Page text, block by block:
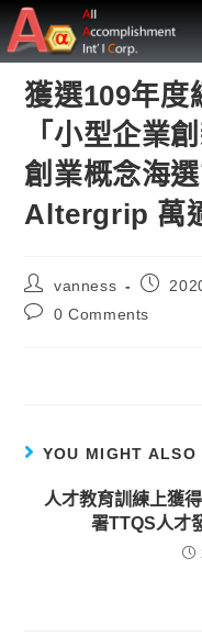
獲選109年度
「小型企業
創業概念海
Altergrip 萬
vanness
0 Comments
YOU MIGHT ALSO
人才教育訓練上獲
署TTQS人才